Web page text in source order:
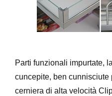
Parti funzionali impurtate,
cuncepite, ben
cerniera di alta velocità